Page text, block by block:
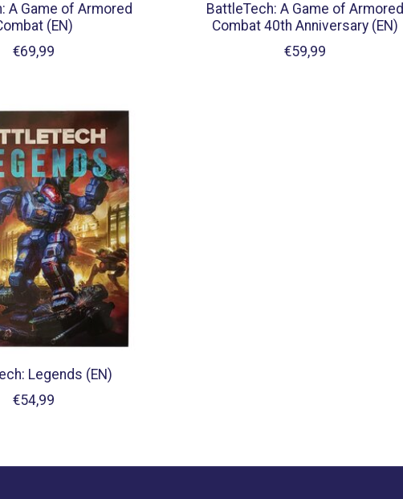
A Game of Armored
(EN)
€69,99
BattleTech: A Game of Armored
Combat 40th Anniversary (EN)
€59,99
Legends (EN)
€54,99